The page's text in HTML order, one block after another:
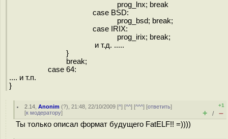
prog_lnx; break
case BSD:
prog_bsd; break;
case IRIX:
prog_irix; break;
и т.д. .....
}
break;
case 64:
.... и т.п.
}
2.14 ,Anonim (?), 21:48, 22/10/2009 [^] [^^] [^^^] [ответить]
[к модератору]
+1
+ / –
Ты только описал формат будущего FatELF!! =))))